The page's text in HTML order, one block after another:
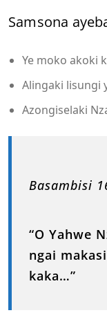
Samsona
Ye moko akoki
Alingaki lisungi
Azongiselaki
Basambisi
“O Yahwe
ngai
kaka…”